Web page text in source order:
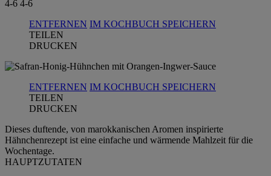
4-6 4-6
ENTFERNEN IM KOCHBUCH SPEICHERN
TEILEN
DRUCKEN
ENTFERNEN IM KOCHBUCH SPEICHERN
TEILEN
DRUCKEN
Dieses duftende, von marokkanischen Aromen inspirierte
Hähnchenrezept ist eine einfache und wärmende Mahlzeit für die
Wochentage.
HAUPTZUTATEN